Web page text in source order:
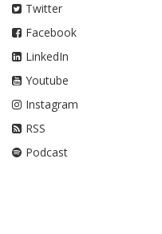
Twitter
Facebook
LinkedIn
Youtube
Instagram
RSS
Podcast